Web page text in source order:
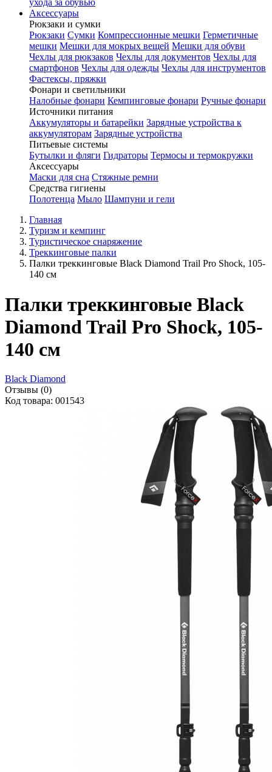
ухода за обувью
Аксессуары
Рюкзаки и сумки
Рюкзаки Сумки Компрессионные мешки Герметичные
мешки Мешки для мокрых вещей Мешки для обуви
Чехлы для рюкзаков Чехлы для документов Чехлы для
смартфонов Чехлы для одежды Чехлы для инструментов
Фастексы, пряжки
Фонари и светильники
Налобные фонари Кемпинговые фонари Ручные фонари
Источники питания
Аккумуляторы и батарейки Зарядные устройства к
аккумуляторам Зарядные устройства
Питьевые системы
Бутылки и фляги Гидраторы Термосы и термокружки
Аксессуары
Маски для сна Стяжные ремни
Средства гигиены
Полотенца Мыло Шампуни и гели
Главная
Туризм и кемпинг
Туристическое снаряжение
Треккинговые палки
Палки треккинговые Black Diamond Trail Pro Shock, 105-
140 см
Палки треккинговые Black
Diamond Trail Pro Shock, 105-
140 см
Black Diamond
Отзывы (0)
Код товара: 001543